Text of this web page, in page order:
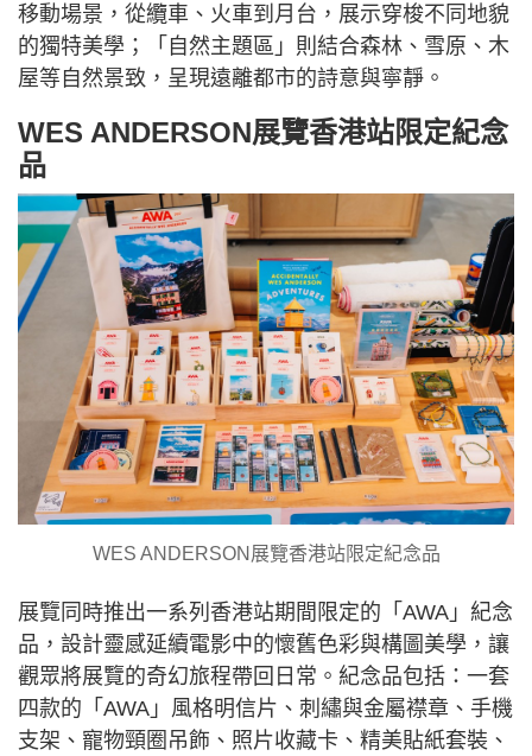
移動場景，從纜車、火車到月台，展示穿梭不同地貌
的獨特美學；「自然主題區」則結合森林、雪原、木
屋等自然景致，呈現遠離都市的詩意與寧靜。
WES ANDERSON展覽香港站限定紀念
品
WES ANDERSON展覽香港站限定紀念品
展覽同時推出一系列香港站期間限定的「AWA」紀念
品，設計靈感延續電影中的懷舊色彩與構圖美學，讓
觀眾將展覽的奇幻旅程帶回日常。紀念品包括：一套
四款的「AWA」風格明信片、刺繡與金屬襟章、手機
支架、寵物頸圈吊飾、照片收藏卡、精美貼紙套裝、